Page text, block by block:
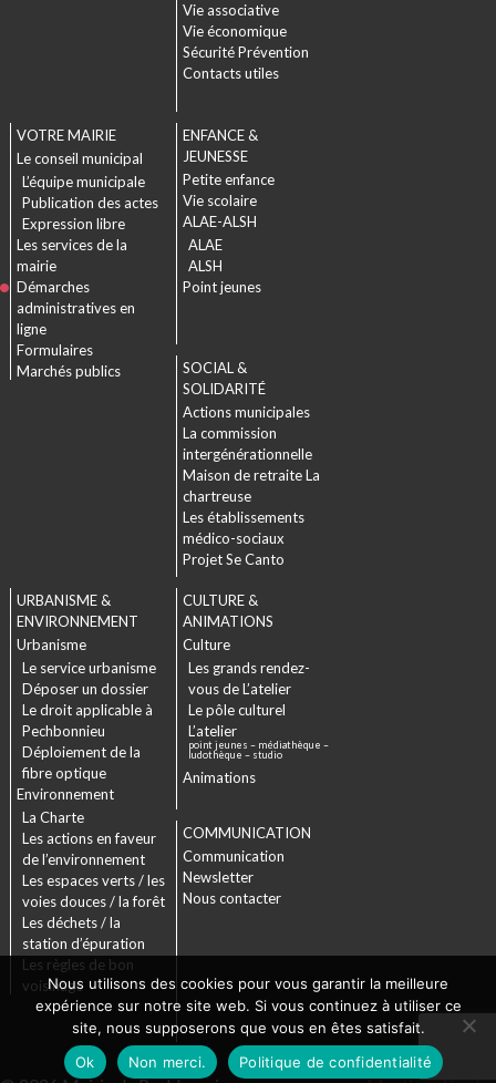
Vie associative
Vie économique
Sécurité Prévention
Contacts utiles
VOTRE MAIRIE
Le conseil municipal
L’équipe municipale
Publication des actes
Expression libre
Les services de la
mairie
Démarches
administratives en
ligne
Formulaires
Marchés publics
ENFANCE &
JEUNESSE
Petite enfance
Vie scolaire
ALAE-ALSH
ALAE
ALSH
Point jeunes
SOCIAL &
SOLIDARITÉ
Actions municipales
La commission
intergénérationnelle
Maison de retraite La
chartreuse
Les établissements
médico-sociaux
Projet Se Canto
URBANISME &
ENVIRONNEMENT
Urbanisme
Le service urbanisme
Déposer un dossier
Le droit applicable à
Pechbonnieu
Déploiement de la
fibre optique
Environnement
La Charte
Les actions en faveur
de l’environnement
Les espaces verts / les
voies douces / la forêt
Les déchets / la
station d’épuration
Les règles de bon
voisinage
CULTURE &
ANIMATIONS
Culture
Les grands rendez-
vous de L’atelier
Le pôle culturel
L’atelier
point jeunes – médiathèque –
ludothèque – studio
Animations
COMMUNICATION
Communication
Newsletter
Nous contacter
Nous utilisons des cookies pour vous garantir la meilleure
expérience sur notre site web. Si vous continuez à utiliser ce
site, nous supposerons que vous en êtes satisfait.
Ok
Non merci. Politique de confidentialité